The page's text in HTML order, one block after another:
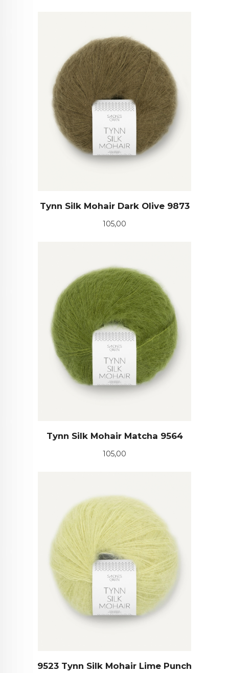
Tynn Silk Mohair Dark Olive 9873
Pris
105,00
Tynn Silk Mohair Matcha 9564
Pris
105,00
9523 Tynn Silk Mohair Lime Punch